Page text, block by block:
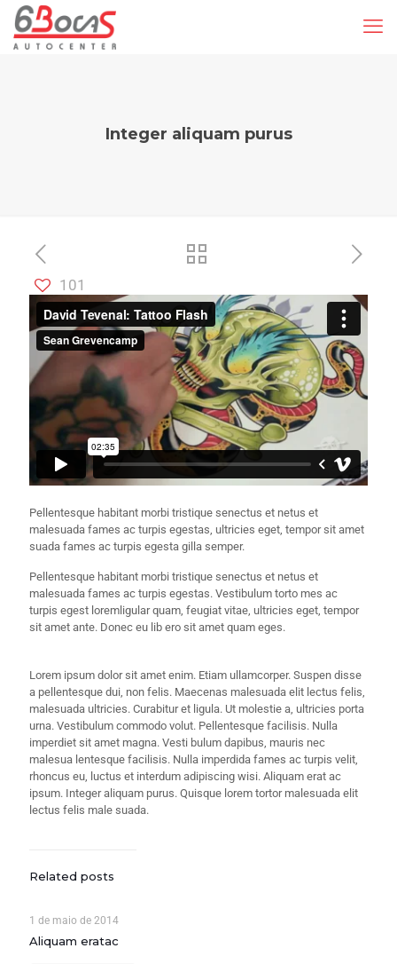
Integer aliquam purus
101
Pellentesque habitant morbi tristique senectus et netus et
malesuada fames ac turpis egestas, ultricies eget, tempor sit amet
suada fames ac turpis egesta gilla semper.
Pellentesque habitant morbi tristique senectus et netus et
malesuada fames ac turpis egestas. Vestibulum torto mes ac
turpis egest loremligular quam, feugiat vitae, ultricies eget, tempor
sit amet ante. Donec eu lib ero sit amet quam eges.
Lorem ipsum dolor sit amet enim. Etiam ullamcorper. Suspen disse
a pellentesque dui, non felis. Maecenas malesuada elit lectus felis,
malesuada ultricies. Curabitur et ligula. Ut molestie a, ultricies porta
urna. Vestibulum commodo volut. Pellentesque facilisis. Nulla
imperdiet sit amet magna. Vesti bulum dapibus, mauris nec
malesua lentesque facilisis. Nulla imperdida fames ac turpis velit,
rhoncus eu, luctus et interdum adipiscing wisi. Aliquam erat ac
ipsum. Integer aliquam purus. Quisque lorem tortor malesuada elit
lectus felis male suada.
Related posts
1 de maio de 2014
Aliquam eratac